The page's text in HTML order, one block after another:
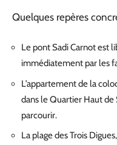
Quelques repères
Le pont Sadi Carnot est
immédiatement par les
L’appartement de la
dans le Quartier Haut de
parcourir.
La plage des Trois